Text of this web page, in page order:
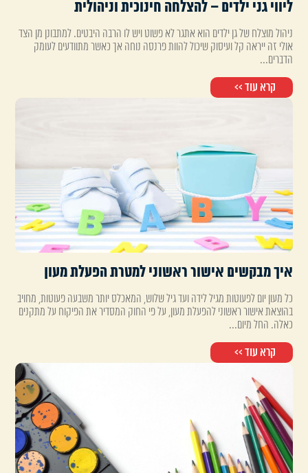
ליווי גני ילדים – להצלחה חינוכית וניהולית
ניהול מוצלח של גן ילדים הוא אתגר לא פשוט ויש לו הרבה היבטים. למתבונן מן הצד
אולי זה ייראה קל ועיסוק שיכול להוות פרנסה נוחה אך כאשר מתוודעים לעומק
הדברים...
קרא עוד >>
איך מבקשים אישור ראשוני למטרת הפעלת מעון
כל מעון יום לפעוטות מגיל לידה ועד גיל שלוש, המאכלס יותר משבעה פעוטות, מחויב
בהוצאת אישור ראשוני להפעלת מעון, על פי החוק המסדיר את הפיקוח על מתקנים
כאלה. החל מיום...
קרא עוד >>